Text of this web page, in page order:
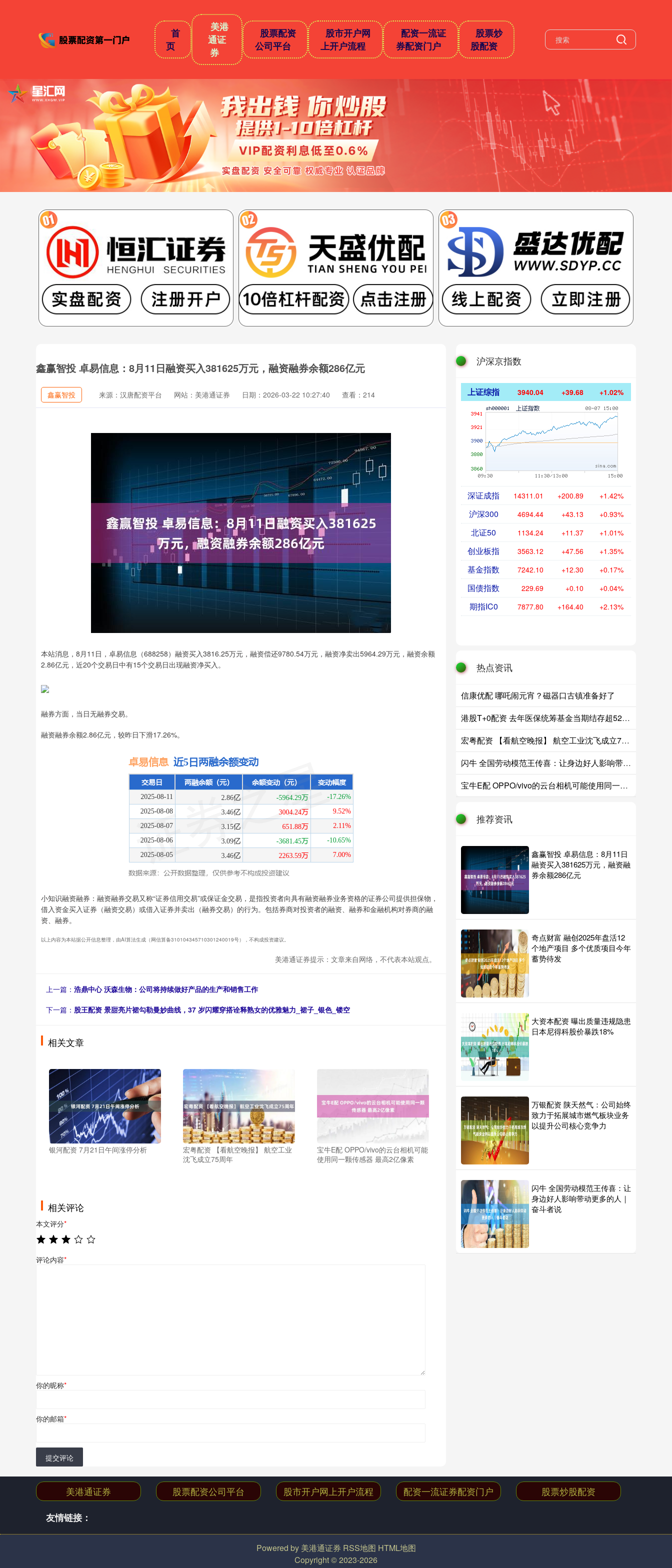
首
页
美港
通证
券
股票配资
公司平台
股市开户网
上开户流程
配资一流证
券配资门户
股票炒
股配资
鑫赢智投 卓易信息：8月11日融资买入381625万元，融资融券余额286亿元
鑫赢智投 来源：汉唐配资平台 网站：美港通证券 日期：2026-03-22 10:27:40 查看：214
本站消息，8月11日，卓易信息（688258）融资买入3816.25万元，融资偿还9780.54万元，融资净卖出5964.29万元，融资余额
2.86亿元，近20个交易日中有15个交易日出现融资净买入。
融券方面，当日无融券交易。
融资融券余额2.86亿元，较昨日下滑17.26%。
小知识融资融券：融资融券交易又称“证券信用交易”或保证金交易，是指投资者向具有融资融券业务资格的证券公司提供担保物，
借入资金买入证券（融资交易）或借入证券并卖出（融券交易）的行为。包括券商对投资者的融资、融券和金融机构对券商的融
资、融券。
以上内容为本站据公开信息整理，由AI算法生成（网信算备310104345710301240019号），不构成投资建议。
美港通证券提示：文章来自网络，不代表本站观点。
上一篇： 浩鼎中心 沃森生物：公司将持续做好产品的生产和销售工作
下一篇： 股王配资 景甜亮片裙勾勒曼妙曲线，37 岁闪耀穿搭诠释熟女的优雅魅力_裙子_银色_镂空
相关文章
银河配资 7月21日午间涨停分析
宏粤配资 【看航空晚报】 航空工业
沈飞成立75周年
宝牛E配 OPPO/vivo的云台相机可能
使用同一颗传感器 最高2亿像素
相关评论
本文评分*
评论内容*
你的昵称*
你的邮箱*
提交评论
沪深京指数
上证综指 3940.04 +39.68 +1.02%
深证成指 14311.01 +200.89 +1.42%
沪深300 4694.44 +43.13 +0.93%
北证50 1134.24 +11.37 +1.01%
创业板指 3563.12 +47.56 +1.35%
基金指数 7242.10 +12.30 +0.17%
国债指数 229.69 +0.10 +0.04%
期指IC0 7877.80 +164.40 +2.13%
热点资讯
信康优配 哪吒闹元宵？磁器口古镇准备好了
港股T+0配资 去年医保统筹基金当期结存超5200亿元
宏粤配资 【看航空晚报】 航空工业沈飞成立75周年
闪牛 全国劳动模范王传喜：让身边好人影响带动更多的人｜奋斗者说
宝牛E配 OPPO/vivo的云台相机可能使用同一颗传感器 最高2亿像素
推荐资讯
鑫赢智投 卓易信息：8月11日
融资买入381625万元，融资融
券余额286亿元
奇点财富 融创2025年盘活12
个地产项目 多个优质项目今年
蓄势待发
大资本配资 曝出质量违规隐患
日本尼得科股价暴跌18%
万银配资 陕天然气：公司始终
致力于拓展城市燃气板块业务
以提升公司核心竞争力
闪牛 全国劳动模范王传喜：让
身边好人影响带动更多的人｜
奋斗者说
美港通证券 股票配资公司平台 股市开户网上开户流程 配资一流证券配资门户 股票炒股配资
友情链接：
Powered by 美港通证券 RSS地图 HTML地图
Copyright© 2023-2026